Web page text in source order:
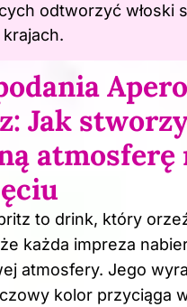
odtworzyć włoski
Jak
atmosferę
to drink, który
każda impreza
atmosfery. Jego
kolor przyciąga